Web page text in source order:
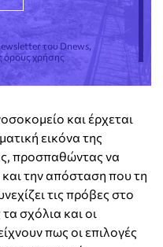
του Dnews,
όρους χρήσης
και έρχεται
εικόνα της
προσπαθώντας να
και την απόσταση που τη
τις πρόβες στο
σχόλια και οι
πως οι επιλογές